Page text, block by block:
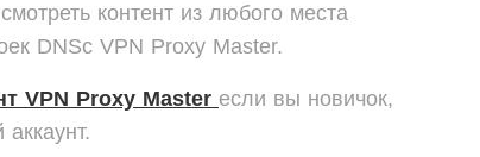
контент из любого места
DNSс VPN Proxy Master.
VPN Proxy Master если вы новичок,